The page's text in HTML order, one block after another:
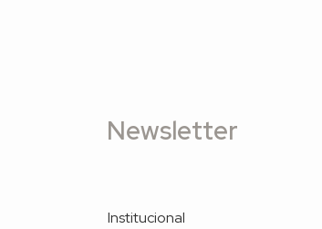
Newsletter
Institucional